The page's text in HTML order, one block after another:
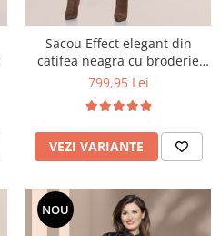
Sacou Effect elegant din
catifea neagra cu broderie
aurie
799,95 Lei
VEZI VARIANTE
NOU